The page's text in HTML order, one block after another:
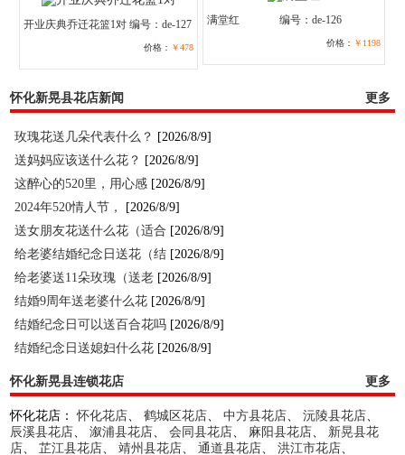
开业庆典乔迁花篮1对 编号：de-127
价格： ￥478
满堂红 编号：de-126
价格： ￥1198
怀化新晃县花店新闻 更多
玫瑰花送几朵代表什么？ [2026/8/9]
送妈妈应该送什么花？ [2026/8/9]
这醉心的520里，用心感 [2026/8/9]
2024年520情人节，
[2026/8/9]
送女朋友花送什么花（适合 [2026/8/9]
给老婆结婚纪念日送花（结 [2026/8/9]
给老婆送11朵玫瑰（送老 [2026/8/9]
结婚9周年送老婆什么花 [2026/8/9]
结婚纪念日可以送百合花吗 [2026/8/9]
结婚纪念日送媳妇什么花 [2026/8/9]
怀化新晃县连锁花店 更多
怀化花店：怀化花店、鹤城区花店、中方县花店、沅陵县花店、
辰溪县花店、溆浦县花店、会同县花店、 麻阳县花店、 新晃县花
店、芷江县花店、靖州县花店、通道县花店、洪江市花店、